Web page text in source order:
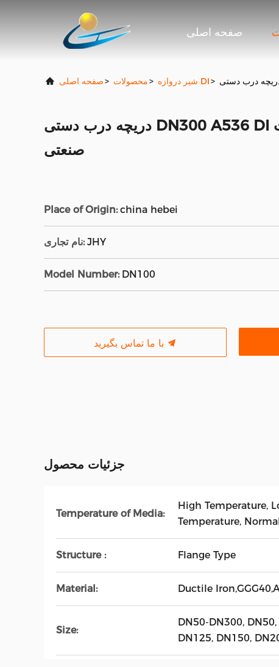
صفحه اصلی
صفحه اصلی> محصولات> شیر دروازه DI>
دریچه درب دستی DN300 A536 DI برای کنترل مایعات
صنعتی
Place of Origin: china hebei
نام تجاری: JHY
Model Number: DN100
جزئیات محصول
Temperature of Media:
High Temperature,
Temperature,
Structure : Flange Type
Material: Ductile
Size:
DN50-DN300,
DN125, DN150,